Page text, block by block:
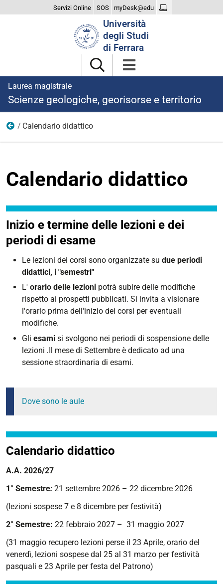
Servizi Online SOS myDesk@edu
Università
degli Studi
di Ferrara
Laurea magistrale
Scienze geologiche, georisorse e territorio
Didattica
Calendario didattico
Calendario didattico
Inizio e termine delle lezioni e dei
periodi di esame
Le lezioni dei corsi sono organizzate su due periodi
didattici, i "semestri"
L' orario delle lezioni potrà subire delle modifiche
rispetto ai prospetti pubblicati. Si invita a visionare
l'orario prima dell'inizio dei corsi per eventuali
modifiche.
Gli esami si svolgono nei periodi di sospensione delle
lezioni .Il mese di Settembre è dedicato ad una
sessione straordinaria di esami.
Dove sono le aule
Calendario didattico
A.A. 2026/27
1° Semestre: 21 settembre 2026 – 22 dicembre 2026
(lezioni sospese 7 e 8 dicembre per festività)
2° Semestre: 22 febbraio 2027 – 31 maggio 2027
(31 maggio recupero lezioni perse il 23 Aprile, orario del
venerdì, lezioni sospese dal 25 al 31 marzo per festività
pasquali e 23 Aprile per festa del Patrono)